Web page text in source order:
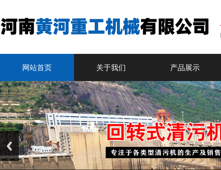
网站首页 关于我们 产品展示